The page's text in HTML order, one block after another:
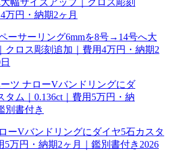
ーサーリング6mmを8号→14号へ大
クロス彫刻追加｜費用4万円・納期2
ーVバンドリングにダイヤ5石カスタ
5万円・納期2ヶ月｜鑑別書付き2026